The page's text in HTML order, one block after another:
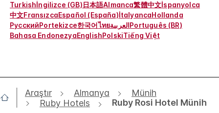
Turkish İngilizce (GB) 日本語Almanca繁體中文 İspanyolca
中文FransızcaEspañol (España) İtalyancaHollanda
РусскийPortekizce한국어ไทยالعربية Português (BR)
Bahasa EndonezyaEnglishPolskiTiếng Việt
Araştır Almanya
Münih
Ruby Hotels
Ruby Rosi Hotel Münih